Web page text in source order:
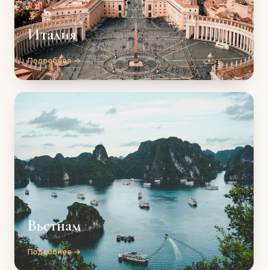
Италия
Подробнее →
Вьетнам
Подробнее →